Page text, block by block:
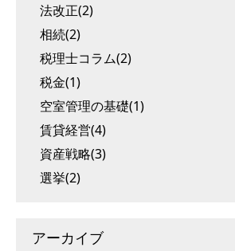
法改正(2)
相続(2)
税理士コラム(2)
税金(1)
空室管理の基礎(1)
賃貸経営(4)
資産戦略(3)
選挙(2)
アーカイブ